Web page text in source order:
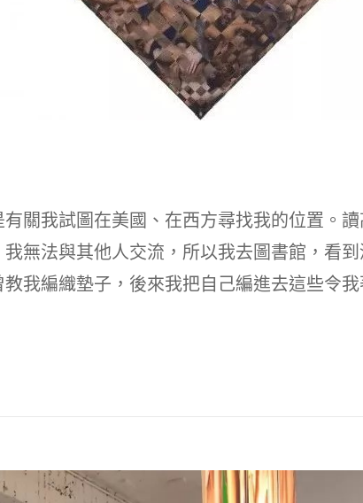
關我試圖在美國、在西方尋找我的位置。
無法與其他人交流，所以我去圖書館，看
我編織墊子，後來我把自己編進去這些令